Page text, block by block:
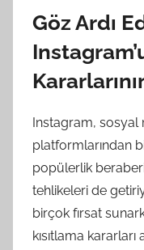
Göz Ardı
Instagram, sosyal
platformlarından
popülerlik
tehlikeleri de
birçok fırsat
kısıtlama